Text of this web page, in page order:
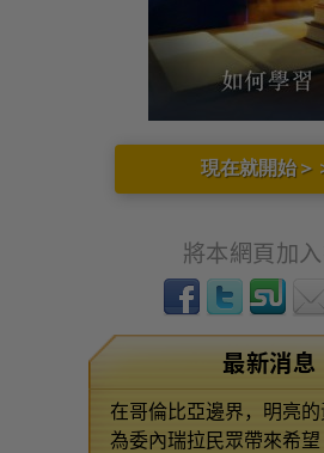
現在就開始＞
將本網頁加
最新消息
在哥倫比亞邊界，明亮
為委內瑞拉民眾帶來希望